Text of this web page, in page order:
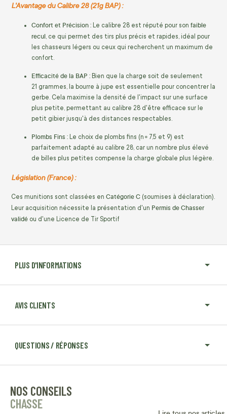
PLUS D'INFORMATIONS
AVIS CLIENTS
QUESTIONS / RÉPONSES
L'Avantage du Calibre 28 (21g BAP) :
Confort et Précision : Le calibre 28 est réputé pour son faible
recul , ce qui permet des tirs plus précis et rapides, idéal pour
les chasseurs légers ou ceux qui recherchent un maximum de
confort.
Efficacité de la BAP : Bien que la charge soit de seulement
21 grammes , la bourre à jupe est essentielle pour concentrer la
gerbe. Cela maximise la densité de l'impact sur une surface
plus petite, permettant au calibre 28 d'être efficace sur le
petit gibier jusqu'à des distances respectables.
Plombs Fins : Le choix de plombs fins (n ∘ 7,5 et 9) est
parfaitement adapté au calibre 28, car un nombre plus élevé
de billes plus petites compense la charge globale plus légère.
Législation (France) :
Ces munitions sont classées en Catégorie C (soumises à déclaration).
Leur acquisition nécessite la présentation d'un Permis de Chasser
validé ou d'une Licence de Tir Sportif
NOS CONSEILS
CHASSE